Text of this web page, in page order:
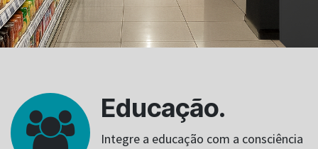
Educação.
Integre a educação com a consciência